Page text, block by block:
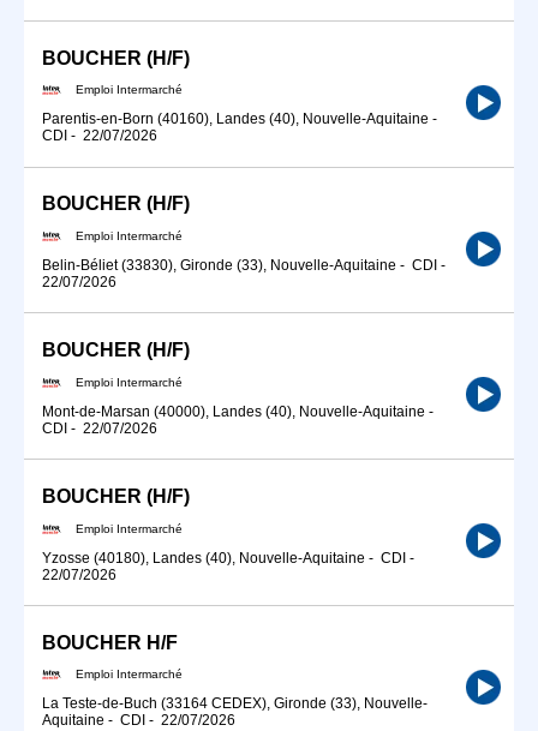
BOUCHER (H/F)
Emploi Intermarché
Parentis-en-Born (40160), Landes (40), Nouvelle-Aquitaine -
CDI - 22/07/2026
BOUCHER (H/F)
Emploi Intermarché
Belin-Béliet (33830), Gironde (33), Nouvelle-Aquitaine - CDI -
22/07/2026
BOUCHER (H/F)
Emploi Intermarché
Mont-de-Marsan (40000), Landes (40), Nouvelle-Aquitaine -
CDI - 22/07/2026
BOUCHER (H/F)
Emploi Intermarché
Yzosse (40180), Landes (40), Nouvelle-Aquitaine - CDI -
22/07/2026
BOUCHER H/F
Emploi Intermarché
La Teste-de-Buch (33164 CEDEX), Gironde (33), Nouvelle-
Aquitaine - CDI - 22/07/2026